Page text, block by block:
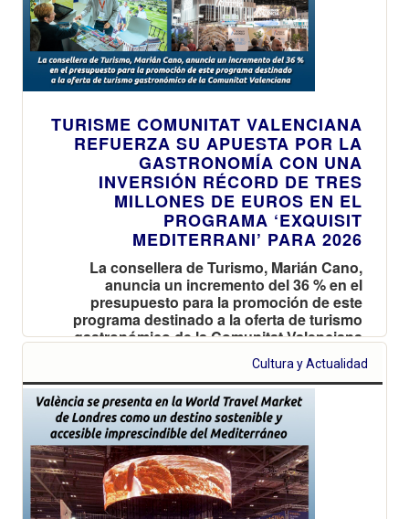
TURISME COMUNITAT VALENCIANA
REFUERZA SU APUESTA POR LA
GASTRONOMÍA CON UNA
INVERSIÓN RÉCORD DE TRES
MILLONES DE EUROS EN EL
PROGRAMA ‘EXQUISIT
MEDITERRANI’ PARA 2026
La consellera de Turismo, Marián Cano,
anuncia un incremento del 36 % en el
presupuesto para la promoción de este
programa destinado a la oferta de turismo
gastronómico de la Comunitat Valenciana
Cultura y Actualidad